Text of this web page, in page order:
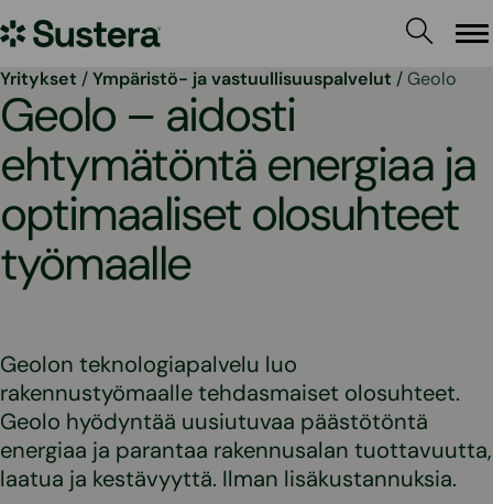
sisältöön
Sustera
Yritykset /Ympäristö- ja vastuullisuuspalvelut /Geolo
Geolo – aidosti
ehtymätöntä energiaa ja
optimaaliset olosuhteet
työmaalle
Geolon teknologiapalvelu luo
rakennustyömaalle tehdasmaiset olosuhteet.
Geolo hyödyntää uusiutuvaa päästötöntä
energiaa ja parantaa rakennusalan tuottavuutta,
laatua ja kestävyyttä. Ilman lisäkustannuksia.